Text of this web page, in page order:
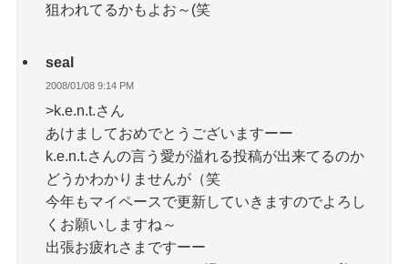
狙われてるかもよお～(笑
seal
2008/01/08 9:14 PM
>k.e.n.t.さん
あけましておめでとうございますーー
k.e.n.t.さんの言う愛が溢れる投稿が出来てるのか
どうかわかりませんが（笑
今年もマイペースで更新していきますのでよろし
くお願いしますね～
出張お疲れさまですーー